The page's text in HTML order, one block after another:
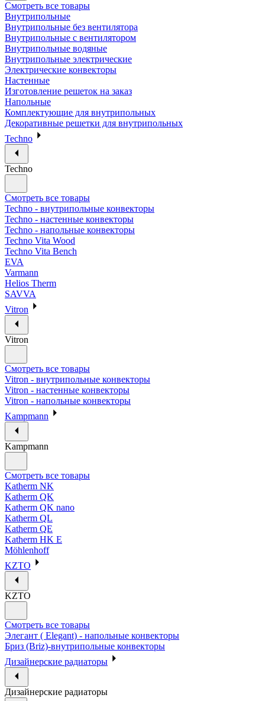
Смотреть все товары
Внутрипольные
Внутрипольные без вентилятора
Внутрипольные с вентилятором
Внутрипольные водяные
Внутрипольные электрические
Электрические конвекторы
Настенные
Изготовление решеток на заказ
Напольные
Комплектующие для внутрипольных
Декоративные решетки для внутрипольных
Techno
Techno
Смотреть все товары
Techno - внутрипольные конвекторы
Techno - настенные конвекторы
Techno - напольные конвекторы
Techno Vita Wood
Techno Vita Bench
EVA
Varmann
Helios Therm
SAVVA
Vitron
Vitron
Смотреть все товары
Vitron - внутрипольные конвекторы
Vitron - настенные конвекторы
Vitron - напольные конвекторы
Kampmann
Kampmann
Смотреть все товары
Katherm NK
Katherm QK
Katherm QK nano
Katherm QL
Katherm QE
Katherm HK E
Möhlenhoff
KZTO
KZTO
Смотреть все товары
Элегант ( Elegant) - напольные конвекторы
Бриз (Briz)-внутрипольные конвекторы
Дизайнерские радиаторы
Дизайнерские радиаторы